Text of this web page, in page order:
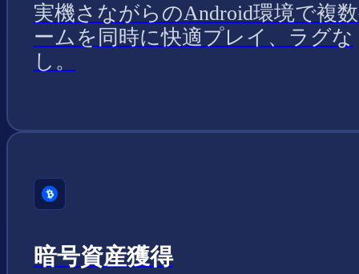
実機さながらのAndroid環境で複
ームを同時に快適プレイ、ラグな
し。
暗号資産獲得